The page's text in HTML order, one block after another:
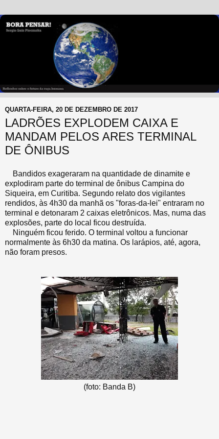
QUARTA-FEIRA, 20 DE DEZEMBRO DE 2017
LADRÕES EXPLODEM CAIXA E
MANDAM PELOS ARES TERMINAL
DE ÔNIBUS
Bandidos exageraram na quantidade de dinamite e
explodiram parte do terminal de ônibus Campina do
Siqueira, em Curitiba. Segundo relato dos vigilantes
rendidos, às 4h30 da manhã os "foras-da-lei" entraram no
terminal e detonaram 2 caixas eletrônicos. Mas, numa das
explosões, parte do local ficou destruída.
Ninguém ficou ferido. O terminal voltou a funcionar
normalmente às 6h30 da matina. Os larápios, até, agora,
não foram presos.
(foto: Banda B)